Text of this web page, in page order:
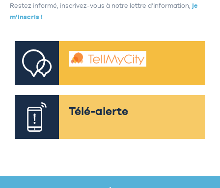
Restez informé, inscrivez-vous à notre lettre d’information, je
m’inscris !
Télé-alerte